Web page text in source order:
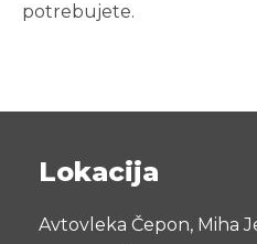
Najem nadomestnih vozil
potrebujete.
Lokacija
Avtovleka Čepon, Miha